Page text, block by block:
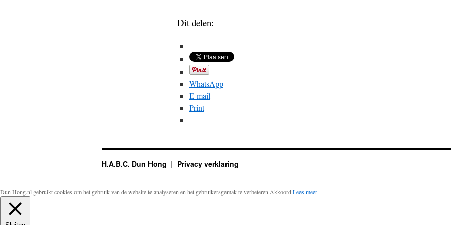
Dit delen:
WhatsApp
E-mail
Print
H.A.B.C. Dun Hong Privacy verklaring
Dun Hong.nl gebruikt cookies om het gebruik van de website te analyseren en het gebruikersgemak te verbeteren.Akkoord Lees meer